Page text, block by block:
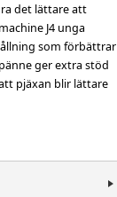
det lättare att
J4 unga
som förbättrar
ger extra stöd
pjäxan blir lättare